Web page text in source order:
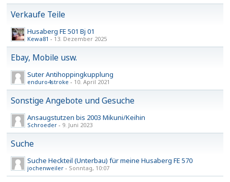
Verkaufe Teile
Husaberg FE 501 Bj 01
Kewa81 - 13. Dezember 2025
Ebay, Mobile usw.
Suter Antihoppingkupplung
enduro4stroke - 10. April 2021
Sonstige Angebote und Gesuche
Ansaugstutzen bis 2003 Mikuni/Keihin
Schroeder - 9. Juni 2023
Suche
Suche Heckteil (Unterbau) für meine Husaberg FE 570
jochenweiler - Sonntag, 10:07